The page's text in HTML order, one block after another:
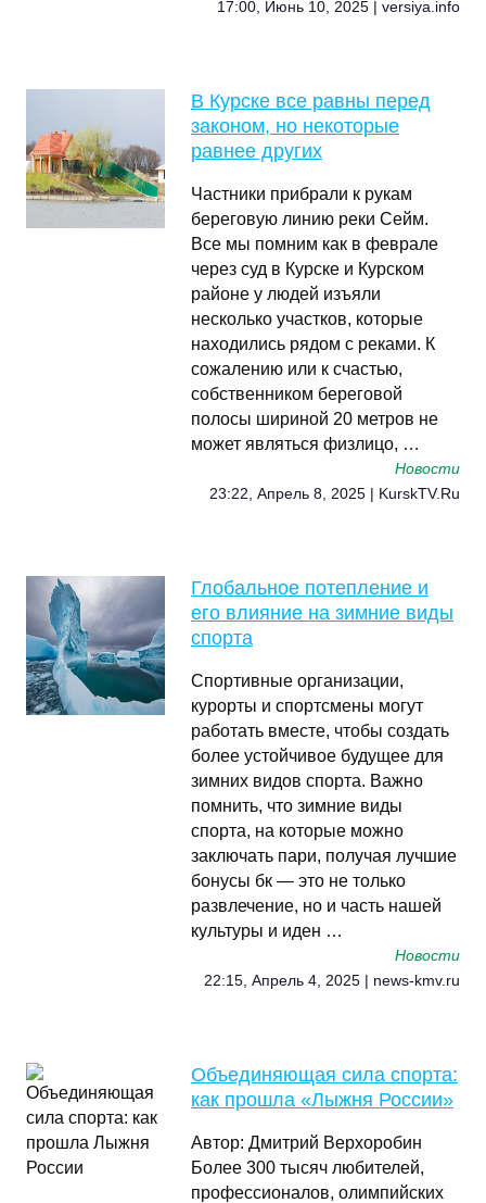
17:00, Июнь 10, 2025 | versiya.info
В Курске все равны перед
законом, но некоторые
равнее других
Частники прибрали к рукам
береговую линию реки Сейм.
Все мы помним как в феврале
через суд в Курске и Курском
районе у людей изъяли
несколько участков, которые
находились рядом с реками. К
сожалению или к счастью,
собственником береговой
полосы шириной 20 метров не
может являться физлицо, …
Новости
23:22, Апрель 8, 2025 | KurskTV.Ru
Глобальное потепление и
его влияние на зимние виды
спорта
Спортивные организации,
курорты и спортсмены могут
работать вместе, чтобы создать
более устойчивое будущее для
зимних видов спорта. Важно
помнить, что зимние виды
спорта, на которые можно
заключать пари, получая лучшие
бонусы бк — это не только
развлечение, но и часть нашей
культуры и иден …
Новости
22:15, Апрель 4, 2025 | news-kmv.ru
Объединяющая сила спорта:
как прошла «Лыжня России»
Автор: Дмитрий Верхоробин
Более 300 тысяч любителей,
профессионалов, олимпийских